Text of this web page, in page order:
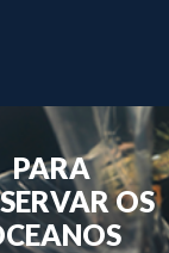
PARA
OS